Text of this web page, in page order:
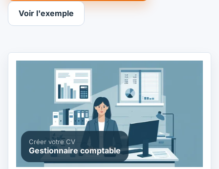
Voir l'exemple
Créer votre CV
Gestionnaire comptable